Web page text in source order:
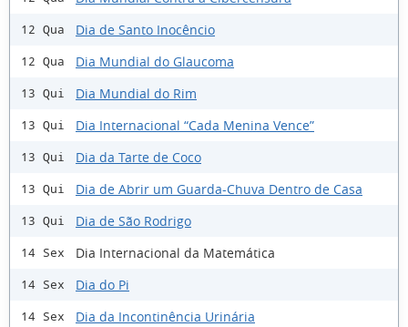
12 Qua Dia de Santo Inocêncio
12 Qua Dia Mundial do Glaucoma
13 Qui Dia Mundial do Rim
13 Qui Dia Internacional “Cada Menina Vence”
13 Qui Dia da Tarte de Coco
13 Qui Dia de Abrir um Guarda-Chuva Dentro de Casa
13 Qui Dia de São Rodrigo
14 Sex Dia Internacional da Matemática
14 Sex Dia do Pi
14 Sex Dia da Incontinência Urinária